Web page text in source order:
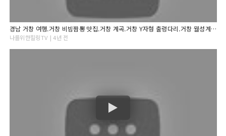
경남 거창 여행.거창 비빔짬뽕 맛집.거창 계곡.거창 Y자형 출렁다리.거창 월성계곡 사선대와 수승대
나를위한힐링TV | 4년 전